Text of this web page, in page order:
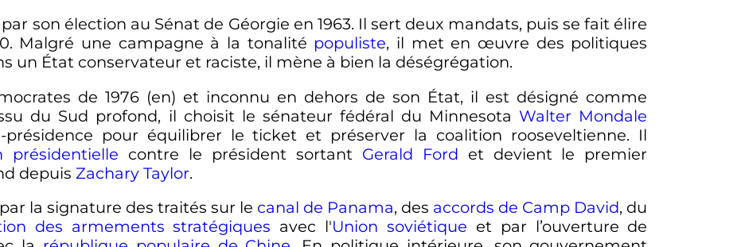
son élection au Sénat de Géorgie en 1963. Il sert deux mandats, puis se fait élire
Malgré une campagne à la tonalité populiste, il met en œuvre des politiques
un État conservateur et raciste, il mène à bien la déségrégation.
de 1976 (en) et inconnu en dehors de son État, il est désigné comme
du Sud profond, il choisit le sénateur fédéral du MinnesotaWalter Mondale
pour équilibrer le ticket et préserver la coalition rooseveltienne. Il
présidentielle contre le président sortant Gerald Ford et devient le premier
depuis Zachary Taylor.
la signature des traités sur le canal de Panama, des accords de Camp David, du
des armements stratégiques avec l'Union soviétique et par l’ouverture de